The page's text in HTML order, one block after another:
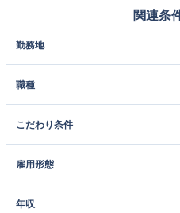
関連条
勤務地
職種
こだわり条件
雇用形態
年収